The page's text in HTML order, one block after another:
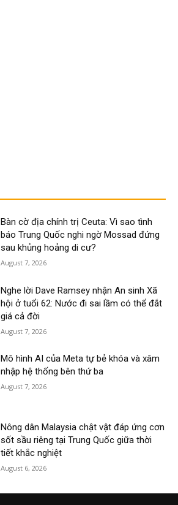
Bàn cờ địa chính trị Ceuta: Vì sao tình
báo Trung Quốc nghi ngờ Mossad đứng
sau khủng hoảng di cư?
August 7, 2026
Nghe lời Dave Ramsey nhận An sinh Xã
hội ở tuổi 62: Nước đi sai lầm có thể đắt
giá cả đời
August 7, 2026
Mô hình AI của Meta tự bẻ khóa và xâm
nhập hệ thống bên thứ ba
August 7, 2026
Nông dân Malaysia chật vật đáp ứng cơn
sốt sầu riêng tại Trung Quốc giữa thời
tiết khắc nghiệt
August 6, 2026